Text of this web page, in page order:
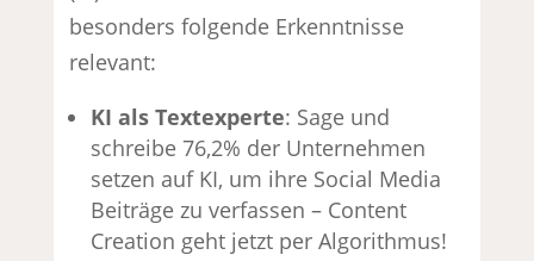
besonders folgende Erkenntnisse
relevant:
KI als Textexperte: Sage und
schreibe 76,2% der Unternehmen
setzen auf KI, um ihre Social Media
Beiträge zu verfassen – Content
Creation geht jetzt per Algorithmus!